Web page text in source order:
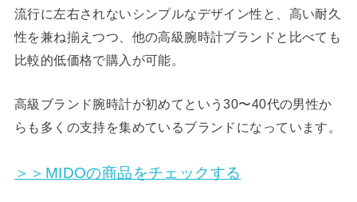
流行に左右されないシンプルなデザイン性と、高い耐久
性を兼ね揃えつつ、他の高級腕時計ブランドと比べても
比較的低価格で購入が可能。
高級ブランド腕時計が初めてという30〜40代の男性か
らも多くの支持を集めているブランドになっています。
＞＞MIDOの商品をチェックする